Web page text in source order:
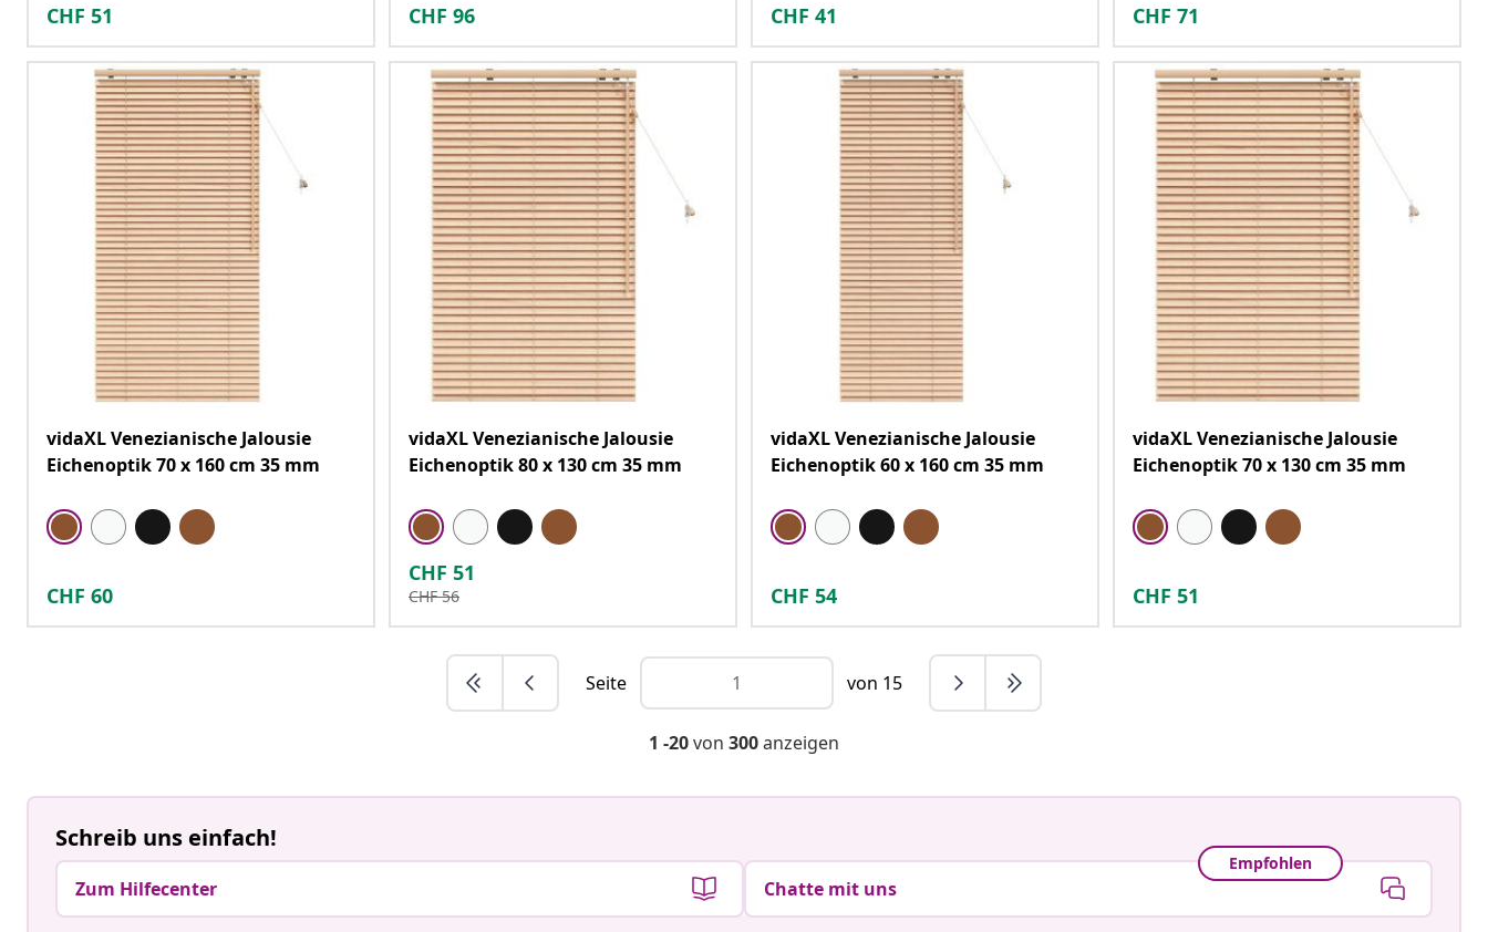
CHF 51 CHF 96 CHF 41 CHF 71
vidaXL Venezianische Jalousie
Eichenoptik 70 x 160 cm 35 mm
CHF 60
vidaXL Venezianische Jalousie
Eichenoptik 80 x 130 cm 35 mm
CHF 51
CHF 56
vidaXL Venezianische Jalousie
Eichenoptik 60 x 160 cm 35 mm
CHF 54
vidaXL Venezianische Jalousie
Eichenoptik 70 x 130 cm 35 mm
CHF 51
Seite von 15
1 -20von 300anzeigen
Schreib uns einfach!
Zum Hilfecenter
Empfohlen
Chatte mit uns